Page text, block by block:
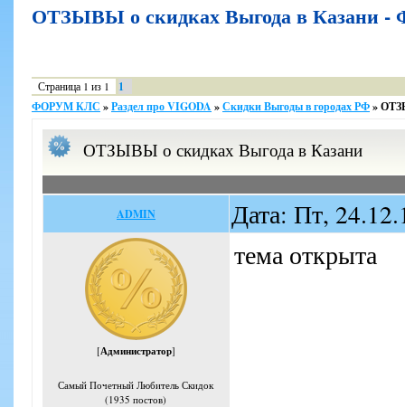
ОТЗЫВЫ о скидках Выгода в
Страница 1 из 1
1
ФОРУМ КЛС »Раздел про VIGODA »Скидки Выгоды в городах РФ»
ОТЗЫВЫ о скидках Выгода в Казани
ADMIN Дата: Пт,
[Администратор]
Самый Почетный Любитель Скидок
(1935 постов)
тема открыта